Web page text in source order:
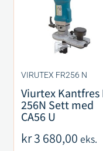
VIRUTEX FR256 N
Viurtex Kantfres
256N Sett med
CA56 U
kr3 680,00 eks.